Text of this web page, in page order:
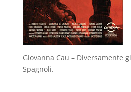
Giovanna Cau – Diversamente
Spagnoli.